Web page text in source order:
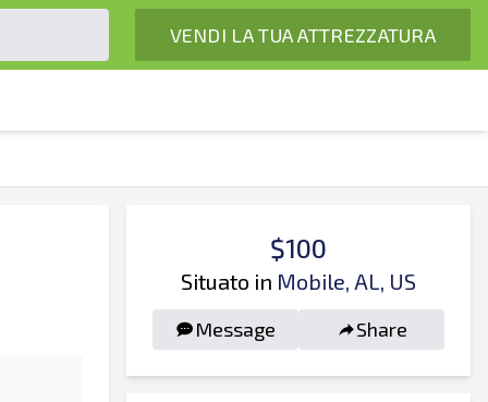
VENDI LA TUA ATTREZZATURA
$100
Situato in Mobile, AL, US
Message Share